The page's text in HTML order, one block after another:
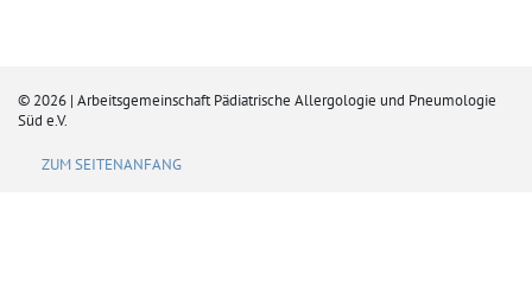
© 2026 | Arbeitsgemeinschaft Pädiatrische Allergologie und Pneumologie
Süd e.V.
ZUM SEITENANFANG